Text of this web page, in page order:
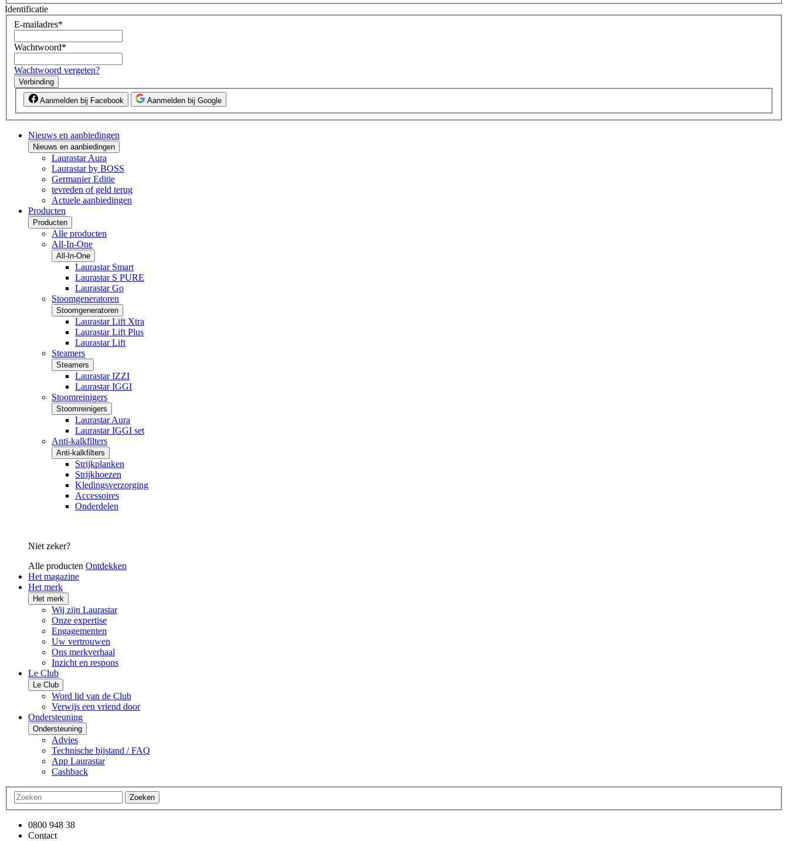
Identificatie
E-mailadres*
Wachtwoord*
Wachtwoord vergeten?
Verbinding
Aanmelden bij Facebook Aanmelden bij Google
Nieuws en aanbiedingen
Nieuws en aanbiedingen
Laurastar Aura
Laurastar by BOSS
Germanier Editie
tevreden of geld terug
Actuele aanbiedingen
Producten
Producten
Alle producten
All-In-One
All-In-One
Laurastar Smart
Laurastar S PURE
Laurastar Go
Stoomgeneratoren
Stoomgeneratoren
Laurastar Lift Xtra
Laurastar Lift Plus
Laurastar Lift
Steamers
Steamers
Laurastar IZZI
Laurastar IGGI
Stoomreinigers
Stoomreinigers
Laurastar Aura
Laurastar IGGI set
Anti-kalkfilters
Anti-kalkfilters
Strijkplanken
Strijkhoezen
Kledingsverzorging
Accessoires
Onderdelen
Niet zeker?
Alle producten Ontdekken
Het magazine
Het merk
Het merk
Wij zijn Laurastar
Onze expertise
Engagementen
Uw vertrouwen
Ons merkverhaal
Inzicht en respons
Le Club
Le Club
Word lid van de Club
Verwijs een vriend door
Ondersteuning
Ondersteuning
Advies
Technische bijstand / FAQ
App Laurastar
Cashback
Zoeken
0800 948 38
Contact